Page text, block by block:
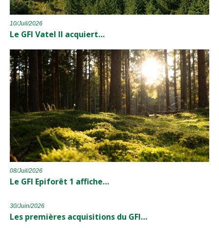
10/Juil/2026
Le GFI Vatel II acquiert…
08/Juil/2026
Le GFI Epiforêt 1 affiche…
30/Juin/2026
Les premières acquisitions du GFI…